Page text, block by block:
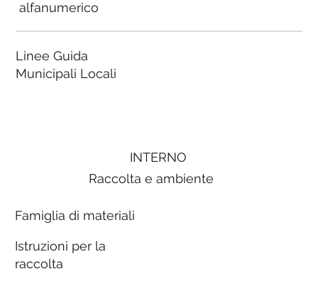
alfanumerico
Linee Guida
Municipali Locali
INTERNO
Raccolta e ambiente
Famiglia di materiali
Istruzioni per la
raccolta